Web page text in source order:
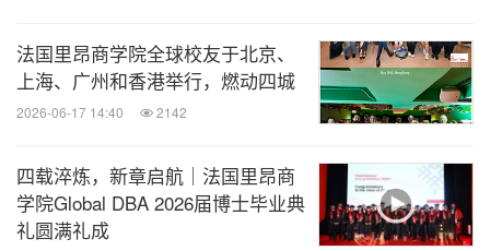
望未来。法国里昂商学院的校友们历时一个月，精心
筹备的一场场精彩才艺展示也即将把晚宴推向高潮。
场，立刻点燃了全场的激情，舞姿曼妙，鼓声震天、
风华绝代、让人如痴如醉
法国里昂商学院全球校友于北京、
上海、广州和香港举行，燃动四城
2026-06-17 14:40 2142
四载淬炼，新章启航｜法国里昂商
学院Global DBA 2026届博士毕业典
礼圆满礼成